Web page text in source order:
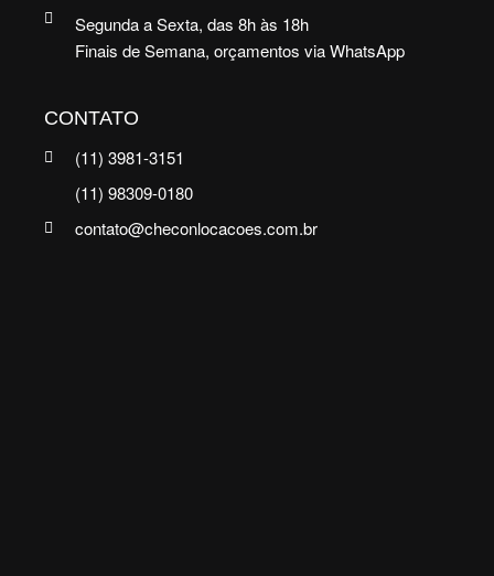
CONTATO
(11) 3981-3151
(11) 98309-0180
contato@checonlocacoes.com.br
Segunda a Sexta, das 8h às 18h
Finais de Semana, orçamentos via WhatsApp